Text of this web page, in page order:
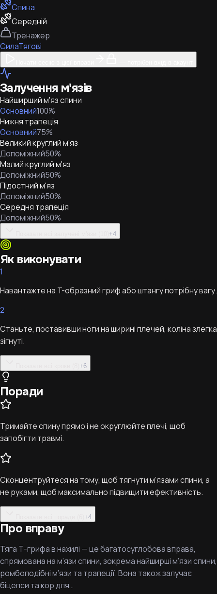
Спина
Середній
Тренажер
СилаТягові
Залучення м'язів
Найширший м'яз спини
Основний100%
Нижня трапеція
Основний75%
Великий круглий м'яз
Допоміжний50%
Малий круглий м'яз
Допоміжний50%
Підостний м'яз
Допоміжний50%
Середня трапеція
Допоміжний50%
+4
Як виконувати
1
Навантажте на T-образний гриф або штангу потрібну вагу.
2
Станьте, поставивши ноги на ширині плечей, коліна злегка
зігнуті.
+6
Поради
Тримайте спину прямо і не округлюйте плечі, щоб
запобігти травмі.
Сконцентруйтеся на тому, щоб тягнути м’язами спини, а
не руками, щоб максимально підвищити ефективність.
+4
Про вправу
Тяга Т-грифа в нахилі — це багатосуглобова вправа,
спрямована на м’язи спини, зокрема найширші м’язи спини,
ромбоподібні м’язи та трапеції. Вона також залучає
біцепси та кор для…